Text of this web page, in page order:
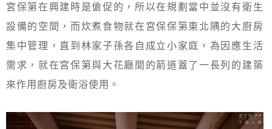
宮保第在興建時是傖促的，所以在規劃當中並沒有衛生
設備的空間，而炊煮食物就在宮保保第東北隅的大廚房
集中管理，直到林家子孫各自成立小家庭，為因應生活
需求，就在宮保第與大花廳間的箭道蓋了一長列的建築
來作用廚房及衛浴使用。